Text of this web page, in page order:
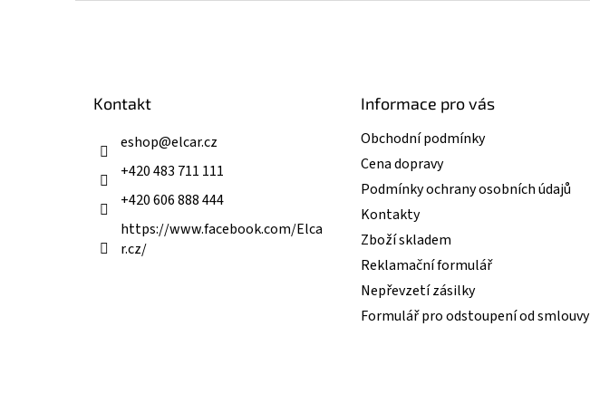
Kontakt
eshop@elcar.cz
+420 483 711 111
+420 606 888 444
https://www.facebook.com/Elca
r.cz/
Informace pro vás
Obchodní podmínky
Cena dopravy
Podmínky ochrany osobních údajů
Kontakty
Zboží skladem
Reklamační formulář
Nepřevzetí zásilky
Formulář pro odstoupení od smlouvy